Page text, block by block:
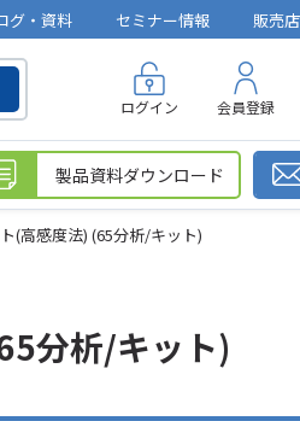
グ・資料 セミナー情報 販売
ログイン 会員登録
製品資料ダウンロード
(高感度法) (65分析/キット)
分析/キット)